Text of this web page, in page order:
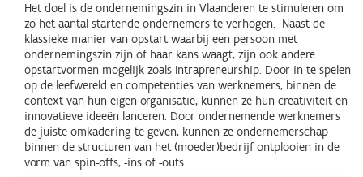
Het doel is de ondernemingszin in Vlaanderen te stimuleren om
zo het aantal startende ondernemers te verhogen. Naast de
klassieke manier van opstart waarbij een persoon met
ondernemingszin zijn of haar kans waagt, zijn ook andere
opstartvormen mogelijk zoals Intrapreneurship. Door in te spelen
op de leefwereld en competenties van werknemers, binnen de
context van hun eigen organisatie, kunnen ze hun creativiteit en
innovatieve ideeën lanceren. Door ondernemende werknemers
de juiste omkadering te geven, kunnen ze ondernemerschap
binnen de structuren van het (moeder)bedrijf ontplooien in de
vorm van spin-offs, -ins of -outs.